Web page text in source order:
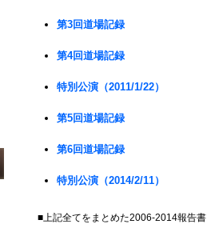
第3回道場記録
第4回道場記録
特別公演（2011/1/22）
第5回道場記録
第6回道場記録
特別公演（2014/2/11）
■上記全てをまとめた2006-2014報告